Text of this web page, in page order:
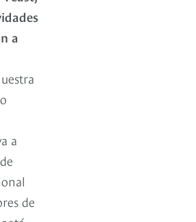
a
a
de